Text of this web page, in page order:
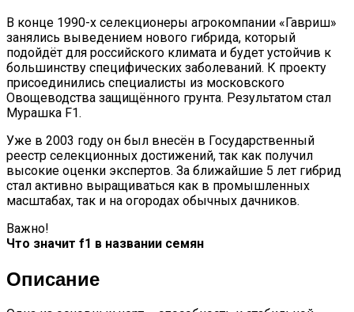
В конце 1990-х селекционеры агрокомпании «Гавриш»
занялись выведением нового гибрида, который
подойдёт для российского климата и будет устойчив к
большинству специфических заболеваний. К проекту
присоединились специалисты из московского
Овощеводства защищённого грунта. Результатом стал
Мурашка F1.
Уже в 2003 году он был внесён в Государственный
реестр селекционных достижений, так как получил
высокие оценки экспертов. За ближайшие 5 лет гибрид
стал активно выращиваться как в промышленных
масштабах, так и на огородах обычных дачников.
Важно!
Что значит f1 в названии семян
Описание